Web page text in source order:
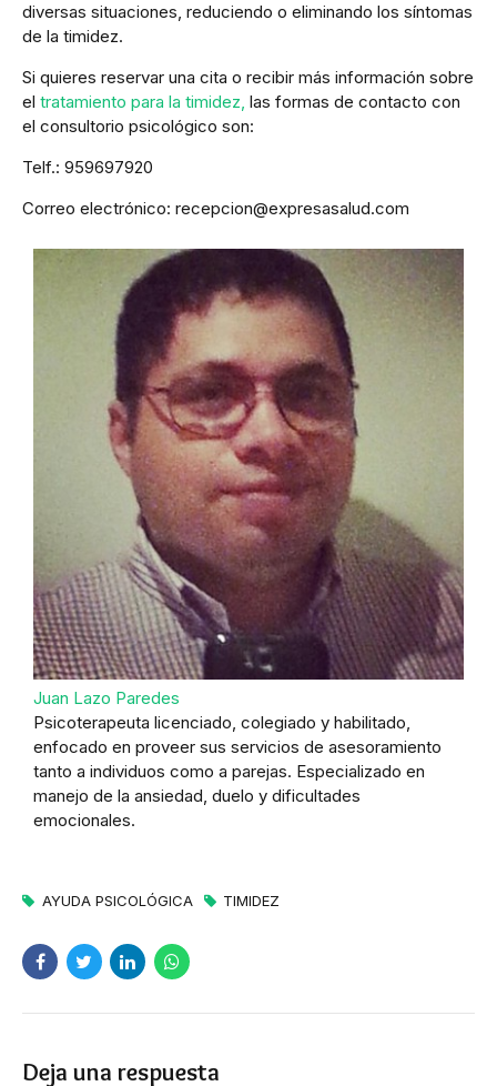
diversas situaciones, reduciendo o eliminando los síntomas
de la timidez.
Si quieres reservar una cita o recibir más información sobre
el tratamiento para la timidez, las formas de contacto con
el consultorio psicológico son:
Telf.: 959697920
Correo electrónico: recepcion@expresasalud.com
Juan Lazo Paredes
Psicoterapeuta licenciado, colegiado y habilitado,
enfocado en proveer sus servicios de asesoramiento
tanto a individuos como a parejas. Especializado en
manejo de la ansiedad, duelo y dificultades
emocionales.
AYUDA PSICOLÓGICA TIMIDEZ
Deja una respuesta